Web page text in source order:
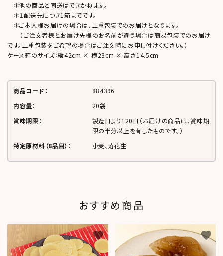
＊他の商品と同送はできかねます。
＊１配送先につき1箱までです。
＊ご本人様お届けの場合は、二重包装でのお届けとなります。
（ご注文者様とお届け先様のお名前が違う場合は簡易包装でのお届け
です。二重包装をご希望の場合はご注文時にお申し付けください。）
ケース箱のサイズ：縦42cm × 横23cm × 高さ14.5cm
商品コード：
884396
内容量：
20袋
賞味期限：
製造日より120日 （お届けの商品は、賞味期
限の半分以上を有したものです。）
特定原材料（8品目）：
小麦、落花生
おすすめ商品
favorite favorite